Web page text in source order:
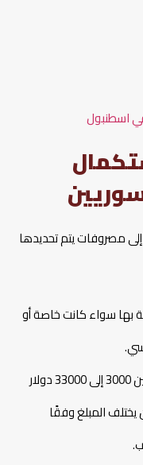
اسطنبول
مصروفات يتم تحديدها
بها سواء كانت خاصة أو
يحتاج الطالب إلى سداد مبلغ يتراوح بين 3000 إلى 33000 دولار
المبلغ وفقًا